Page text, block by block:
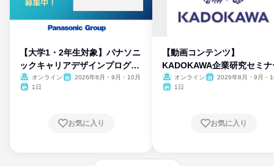
【大学1・2年生対象】パナソニ
ックキャリアデザインプログラ
ム
オンライン
2026年8月・9月・10月
1日
お気に入り
【動画コンテンツ】
KADOKAWA企業研究セミナ
オンライン
2026年8月・9月・
1日
お気に入り